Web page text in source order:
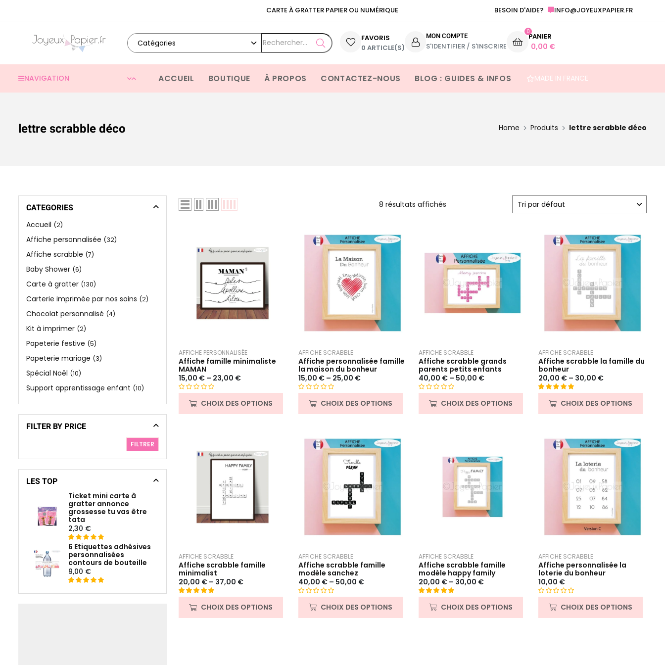
CARTE À GRATTER PAPIER OU NUMÉRIQUE ANNONCE GROSSESSE ET AUTRE FESTIVITÉ
BESOIN D'AIDE? INFO@JOYEUXPAPIER.FR
OPEN SEARCH
FAVORIS
0 ARTICLE(S)
MON COMPTE
S'IDENTIFIER / S'INSCRIRE
0
PANIER
0,00 €
NAVIGATION ACCUEIL BOUTIQUE À PROPOS CONTACTEZ-NOUS BLOG : GUIDES & INFOS MADE IN FRANCE
lettre scrabble déco Home Produits lettre scrabble déco
8 résultats affichés
AFFICHE PERSONNALISÉE
Affiche famille minimaliste
MAMAN
15,00 €– 23,00 €
CHOIX DES OPTIONS
AFFICHE SCRABBLE
Affiche personnalisée famille
la maison du bonheur
15,00 € – 25,00 €
CHOIX DES OPTIONS
AFFICHE SCRABBLE
Affiche scrabble grands
parents petits enfants
40,00 €– 50,00 €
CHOIX DES OPTIONS
AFFICHE SCRABBLE
Affiche scrabble la famille du
bonheur
20,00 € – 30,00 €
sur 5 basé
client
CHOIX DES OPTIONS
AFFICHE SCRABBLE
Affiche scrabble famille
minimalist
20,00 €– 37,00 €
sur 5 baséCHOIX DES OPTIONS
AFFICHE SCRABBLE
Affiche scrabble famille
modèle sanchez
40,00 € – 50,00 €
t
CHOIX DES OPTIONS
AFFICHE SCRABBLE
Affiche scrabble famille
modèle happy family
20,00 €– 30,00 €
Noté
sur 5 basé
sur
CHOIX DES OPTIONS
AFFICHE SCRABBLE
Affiche personnalisée la
loterie du bonheur
10,00 €
t
CHOIX DES OPTIONS
CATEGORIES
Accueil (2)
Affiche personnalisée (32)
Affiche scrabble (7)
Baby Shower (6)
Carte à gratter (130)
Carterie imprimée par nos soins (2)
Chocolat personnalisé (4)
Kit à imprimer (2)
Papeterie festive (5)
Papeterie mariage (3)
Spécial Noël (10)
Support apprentissage enfant (10)
FILTER BY PRICE
FILTRER
LES TOP
Ticket mini carte à
gratter annonce
grossesse tu vas être
tata
2,30 €
Noté5.00
sur 5 basé
sur
14
notations
6 Etiquettes adhésives
personnalisées
contours de bouteille
9,00 €
Noté5sur 5
4